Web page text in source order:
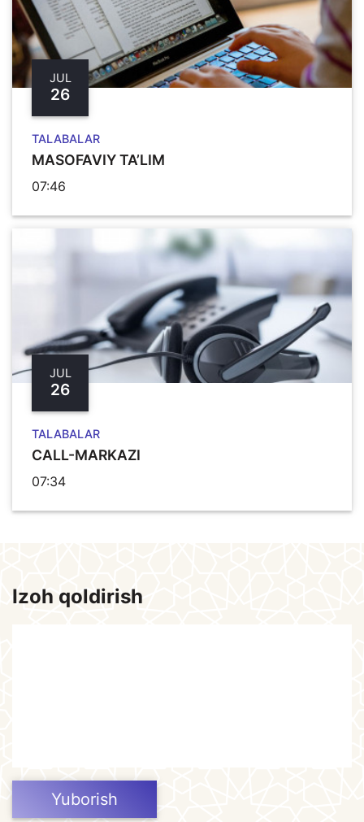
JUL
26
TALABALAR
MASOFAVIY TA’LIM
07:46
JUL
26
TALABALAR
CALL-MARKAZI
07:34
Izoh qoldirish
Yuborish